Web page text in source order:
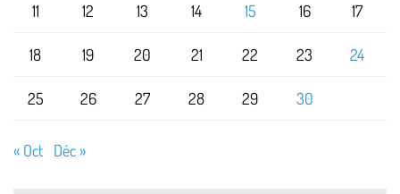
11 12 13 14 15 16 17
18 19 20 21 22 23 24
25 26 27 28 29 30
« Oct Déc »